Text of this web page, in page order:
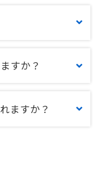
すか？
ますか？